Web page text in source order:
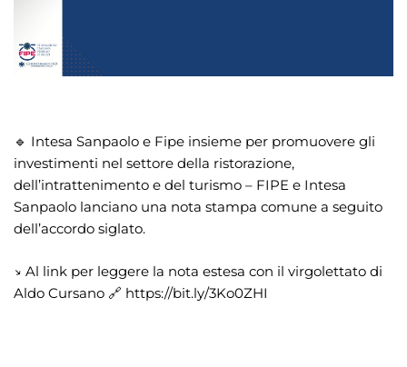
🔹 Intesa Sanpaolo e Fipe insieme per promuovere gli
investimenti nel settore della ristorazione,
dell’intrattenimento e del turismo – FIPE e Intesa
Sanpaolo lanciano una nota stampa comune a seguito
dell’accordo siglato.
↘️ Al link per leggere la nota estesa con il virgolettato di
Aldo Cursano 🔗 https://bit.ly/3Ko0ZHI